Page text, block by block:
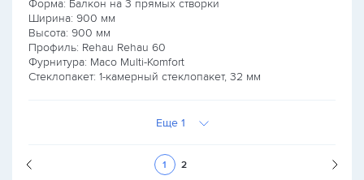
Форма: Балкон на 3 прямых створки
Ширина: 900 мм
Высота: 900 мм
Профиль: Rehau Rehau 60
Фурнитура: Maco Multi-Komfort
Стеклопакет: 1-камерный стеклопакет, 32 мм
Еще 1
1 2
Следующая